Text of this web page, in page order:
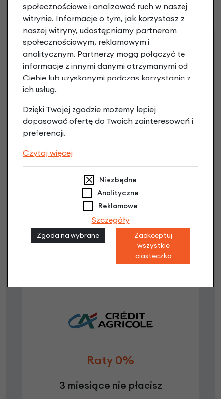
Raty Leasing
Dostępne propozycje
Jak kupić nae-raty?
1,00 zł - 5000,00 zł / do 10 rat 0%
od 5001,00 zł / do 20 rat 0%
Raty do 60 miesięcy
Poznaj szczegóły
Raty 0%
3 miesiące nie płacisz
społecznościowe i analizować ruch w naszej
witrynie. Informacje o tym, jak korzystasz z
naszej witryny, udostępniamy partnerom
społecznościowym, reklamowym i
analitycznym. Partnerzy mogą połączyć te
informacje z innymi danymi otrzymanymi od
Ciebie lub uzyskanymi podczas korzystania z
ich usług.
Dzięki Twojej zgodzie możemy lepiej
dopasować ofertę do Twoich zainteresowań i
preferencji.
Czytaj więcej
Niezbędne
Analityczne
Reklamowe
Szczegóły
Zgoda na wybrane
Zaakceptuj
wszystkie
ciasteczka